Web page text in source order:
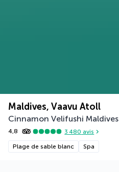
Maldives, Vaavu Atoll
Cinnamon Velifushi Maldives
4,8 3 480 avis
Plage de sable blanc Spa